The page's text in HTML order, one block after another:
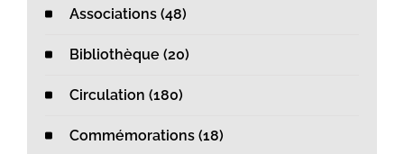
Associations (48)
Bibliothèque (20)
Circulation (180)
Commémorations (18)